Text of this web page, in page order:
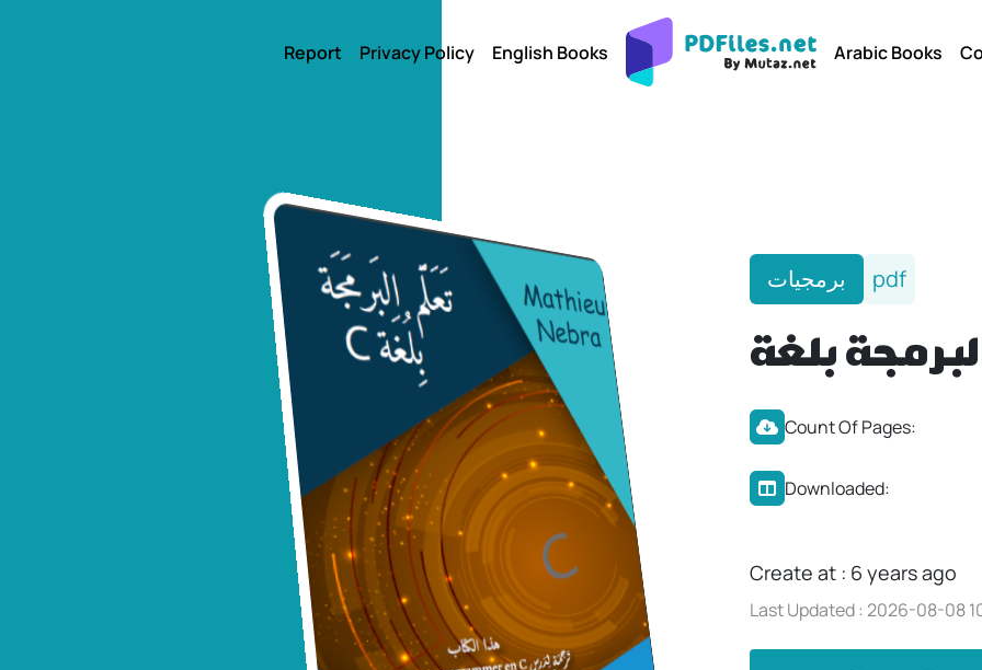
Report Privacy Policy English Books Arabic Books
برمجيات pdf
Count Of Pages:
Downloaded:
Create at : 6 years ago
Last Updated : 2026-08-08